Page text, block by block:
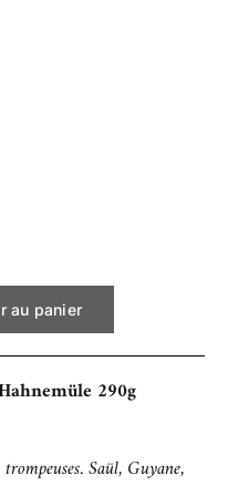
au panier
290g
Saül, Guyane,